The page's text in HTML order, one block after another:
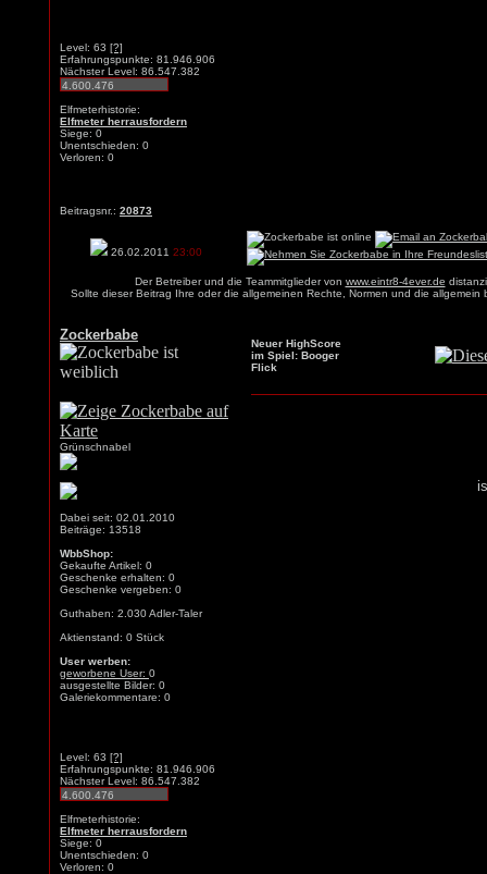
Level: 63 [?]
Erfahrungspunkte: 81.946.906
Nächster Level: 86.547.382
Elfmeterhistorie:
Elfmeter herrausfordern
Siege: 0
Unentschieden: 0
Verloren: 0
Beitragsnr.: 20873
26.02.2011 23:00
Der Betreiber und die Teammitglieder von www.eintr8-4ever.de
Sollte dieser Beitrag Ihre oder die allgemeinen Rechte, Normen und die
Zockerbabe
Grünschnabel
Dabei seit: 02.01.2010
Beiträge: 13518
WbbShop:
Gekaufte Artikel: 0
Geschenke erhalten: 0
Geschenke vergeben: 0
Guthaben: 2.030 Adler-Taler
Aktienstand: 0 Stück
User werben:
geworbene User: 0
ausgestellte Bilder: 0
Galeriekommentare: 0
Level: 63 [?]
Erfahrungspunkte: 81.946.906
Nächster Level: 86.547.382
Elfmeterhistorie:
Elfmeter herrausfordern
Siege: 0
Unentschieden: 0
Verloren: 0
Neuer HighScore
im Spiel: Booger
Flick